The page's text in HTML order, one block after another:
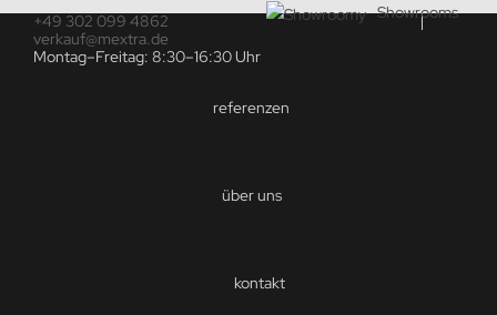
Showrooms
+49 302 099 4862
verkauf@mextra.de
Montag–Freitag: 8:30–16:30 Uhr
referenzen
über uns
kontakt